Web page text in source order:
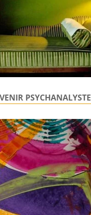
PSYCHANALYSTE